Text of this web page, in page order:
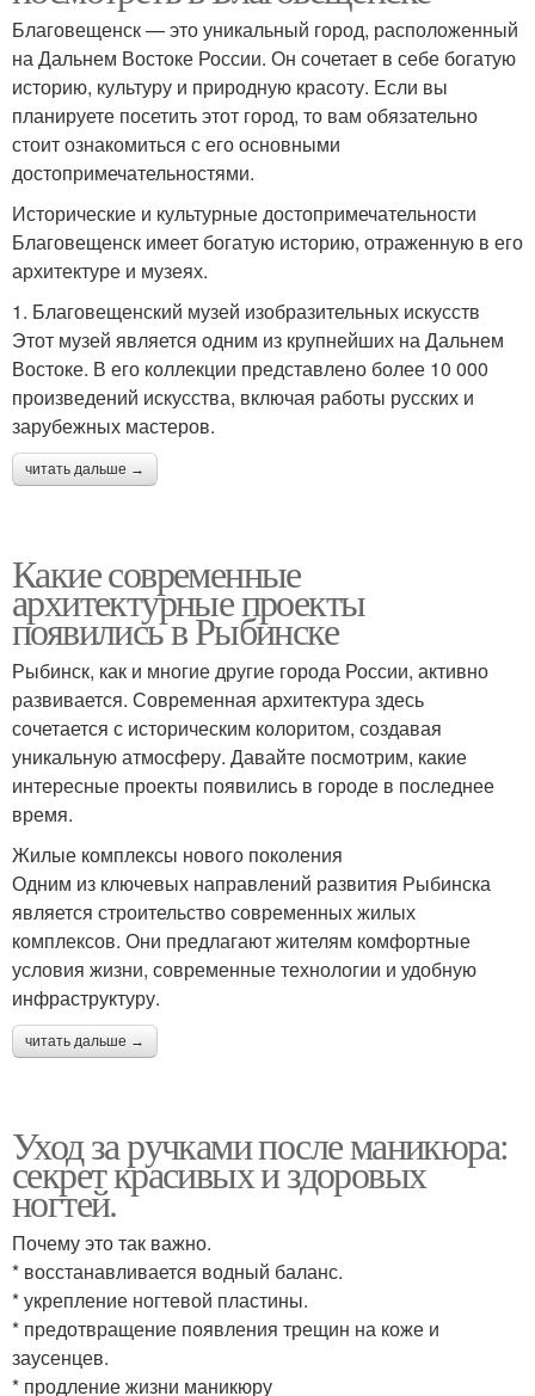
Благовещенск — это уникальный город, расположенный
на Дальнем Востоке России. Он сочетает в себе богатую
историю, культуру и природную красоту. Если вы
планируете посетить этот город, то вам обязательно
стоит ознакомиться с его основными
достопримечательностями.
Исторические и культурные достопримечательности
Благовещенск имеет богатую историю, отраженную в его
архитектуре и музеях.
1. Благовещенский музей изобразительных искусств
Этот музей является одним из крупнейших на Дальнем
Востоке. В его коллекции представлено более 10 000
произведений искусства, включая работы русских и
зарубежных мастеров.
читать дальше →
Какие современные
архитектурные проекты
появились в Рыбинске
Рыбинск, как и многие другие города России, активно
развивается. Современная архитектура здесь
сочетается с историческим колоритом, создавая
уникальную атмосферу. Давайте посмотрим, какие
интересные проекты появились в городе в последнее
время.
Жилые комплексы нового поколения
Одним из ключевых направлений развития Рыбинска
является строительство современных жилых
комплексов. Они предлагают жителям комфортные
условия жизни, современные технологии и удобную
инфраструктуру.
читать дальше →
Уход за ручками после маникюра:
секрет красивых и здоровых
ногтей.
Почему это так важно.
* восстанавливается водный баланс.
* укрепление ногтевой пластины.
* предотвращение появления трещин на коже и
заусенцев.
* продление жизни маникюру